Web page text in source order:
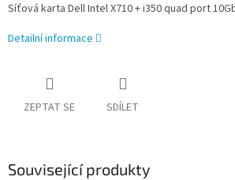
Síťová karta Dell Intel X710 + i350 quad port
Detailní informace
ZEPTAT SE SDÍLET
Související produkty